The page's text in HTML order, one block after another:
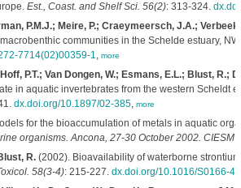
Est., Coast. and Shelf Sci. 56(2): 313-324.
P.M.J.; Meire, P.; Craeymeersch, J.A.;
communities in the Schelde estuary,
7714(02)00359-1, more
P.T.; Van Dongen, W.; Esmans, E.L.; Blust, R.;
in aquatic invertebrates from the western Scheldt
dx.doi.org/10.1897/02-385, more
for the bioaccumulation of metals in aquatic
organisms. Ancona, 27-30 October 2002. CIESM
R.(2002). Bioavailability of waterborne
58(3-4): 215-227. dx.doi.org/10.1016/S0166-